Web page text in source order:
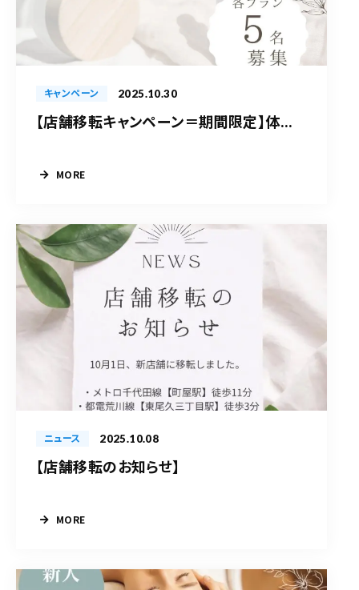
キャンペーン 2025.10.30
【店舗移転キャンペーン＝期間限定】体...
MORE
ニュース 2025.10.08
【店舗移転のお知らせ】
MORE